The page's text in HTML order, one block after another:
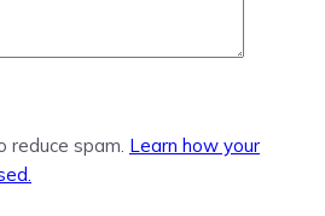
reduce spam. Learn how your